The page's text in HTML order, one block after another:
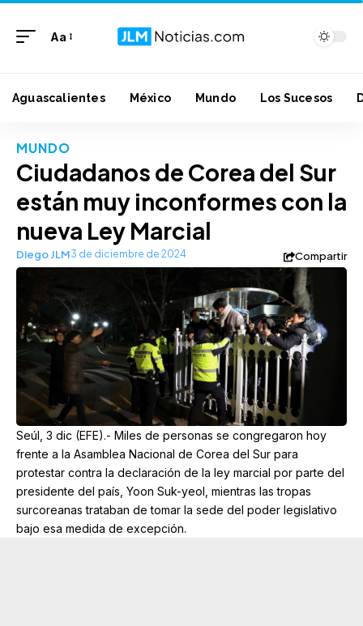
Aa
Aguascalientes México Mundo Los Sucesos
MUNDO
Ciudadanos de Corea del Sur
están muy inconformes con la
nueva Ley Marcial
Diego JLM3 de diciembre de 2024 Compartir
Seúl, 3 dic (EFE).- Miles de personas se congregaron hoy
frente a la Asamblea Nacional de Corea del Sur para
protestar contra la declaración de la ley marcial por parte del
presidente del país, Yoon Suk-yeol, mientras las tropas
surcoreanas trataban de tomar la sede del poder legislativo
bajo esa medida de excepción.